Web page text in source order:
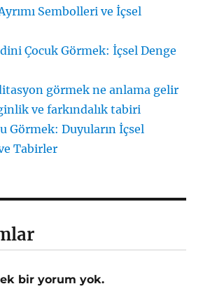
Sembolleri ve İçsel
Çocuk Görmek: İçsel Denge
görmek ne anlama gelir
ve farkındalık tabiri
Görmek: Duyuların İçsel
Tabirler
bir yorum yok.